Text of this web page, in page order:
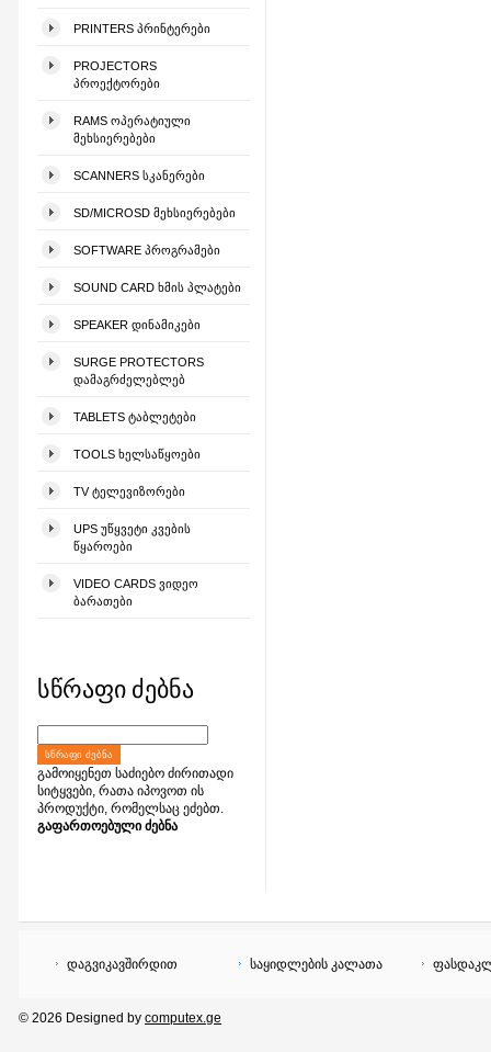
PRINTERS ᲞᲠᲘᲜᲢᲔᲠᲔᲑᲘ
PROJECTORS
ᲞᲠᲝᲔᲥᲢᲝᲠᲔᲑᲘ
RAMS ᲝᲞᲔᲠᲐᲢᲘᲣᲚᲘ
ᲛᲔᲮᲡᲘᲔᲠᲔᲑᲔᲑᲘ
SCANNERS ᲡᲙᲐᲜᲔᲠᲔᲑᲘ
SD/MICROSD ᲛᲔᲮᲡᲘᲔᲠᲔᲑᲔᲑᲘ
SOFTWARE ᲞᲠᲝᲒᲠᲐᲛᲔᲑᲘ
SOUND CARD ᲮᲛᲘᲡ ᲞᲚᲐᲢᲔᲑᲘ
SPEAKER ᲓᲘᲜᲐᲛᲘᲙᲔᲑᲘ
SURGE PROTECTORS
ᲓᲐᲛᲐᲒᲠᲫᲔᲚᲔᲑᲚᲔᲑ
TABLETS ᲢᲐᲑᲚᲔᲢᲔᲑᲘ
TOOLS ᲮᲔᲚᲡᲐᲬᲧᲝᲔᲑᲘ
TV ᲢᲔᲚᲔᲕᲘᲖᲝᲠᲔᲑᲘ
UPS ᲣᲬᲧᲕᲔᲢᲘ ᲙᲕᲔᲑᲘᲡ
ᲬᲧᲐᲠᲝᲔᲑᲘ
VIDEO CARDS ᲕᲘᲓᲔᲝ
ᲑᲐᲠᲐᲗᲔᲑᲘ
სწრაფი ძებნა
ᲡᲬᲠᲐᲤᲘ ᲫᲔᲑᲜᲐ
გამოიყენეთ საძიებო ძირითადი
სიტყვები, რათა იპოვოთ ის
პროდუქტი, რომელსაც ეძებთ.
გაფართოებული ძებნა
დაგვიკავშირდით საყიდლების კალათა
© 2026 Designed by computex.ge